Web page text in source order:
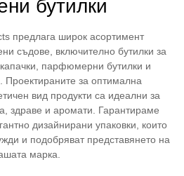
бутилки
предлага широк асортимент
съдове, включително бутилки за
парфюмерни бутилки и
Проектираните за оптимална
вид продукти са идеални за
здраве и аромати. Гарантираме
дизайнирани упаковки, които
и подобряват представянето на
марка.